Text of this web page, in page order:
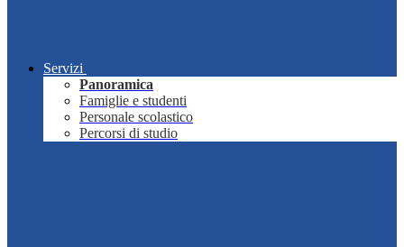
Servizi
Panoramica
Famiglie e studenti
Personale scolastico
Percorsi di studio